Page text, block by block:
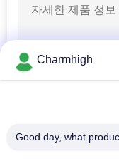
책
웨이
Charmhigh
Good day, what